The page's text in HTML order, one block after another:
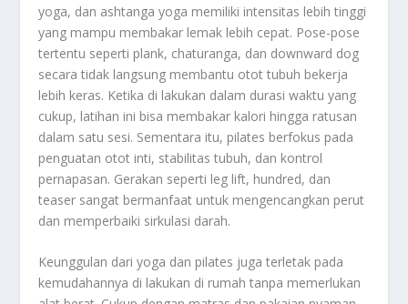
yoga, dan ashtanga yoga memiliki intensitas lebih tinggi
yang mampu membakar lemak lebih cepat. Pose-pose
tertentu seperti plank, chaturanga, dan downward dog
secara tidak langsung membantu otot tubuh bekerja
lebih keras. Ketika di lakukan dalam durasi waktu yang
cukup, latihan ini bisa membakar kalori hingga ratusan
dalam satu sesi. Sementara itu, pilates berfokus pada
penguatan otot inti, stabilitas tubuh, dan kontrol
pernapasan. Gerakan seperti leg lift, hundred, dan
teaser sangat bermanfaat untuk mengencangkan perut
dan memperbaiki sirkulasi darah.
Keunggulan dari yoga dan pilates juga terletak pada
kemudahannya di lakukan di rumah tanpa memerlukan